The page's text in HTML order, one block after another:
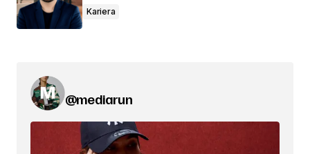
Kariera
@mediarun